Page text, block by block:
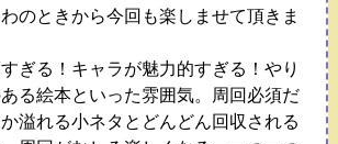
のときから今回も楽しませて頂きま
ぎる！キャラが魅力的すぎる！やり
る絵本といった雰囲気。周回必須だ
溢れる小ネタとどんどん回収される